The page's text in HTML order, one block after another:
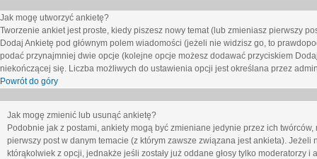
Jak mogę utworzyć ankietę?
Tworzenie ankiet jest proste, kiedy piszesz nowy temat (lub zmieniasz pierwszy
Dodaj Ankietę pod głównym polem wiadomości (jeżeli nie widzisz go, to
podać przynajmniej dwie opcje (kolejne opcje możesz dodawać przyciskiem
niekończącej się. Liczba możliwych do ustawienia opcji jest określana przez
Powrót do góry
Jak mogę zmienić lub usunąć ankietę?
Podobnie jak z postami, ankiety mogą być zmieniane jedynie przez ich
pierwszy post w danym temacie (z którym zawsze związana jest ankieta).
którąkolwiek z opcji, jednakże jeśli zostały już oddane głosy tylko